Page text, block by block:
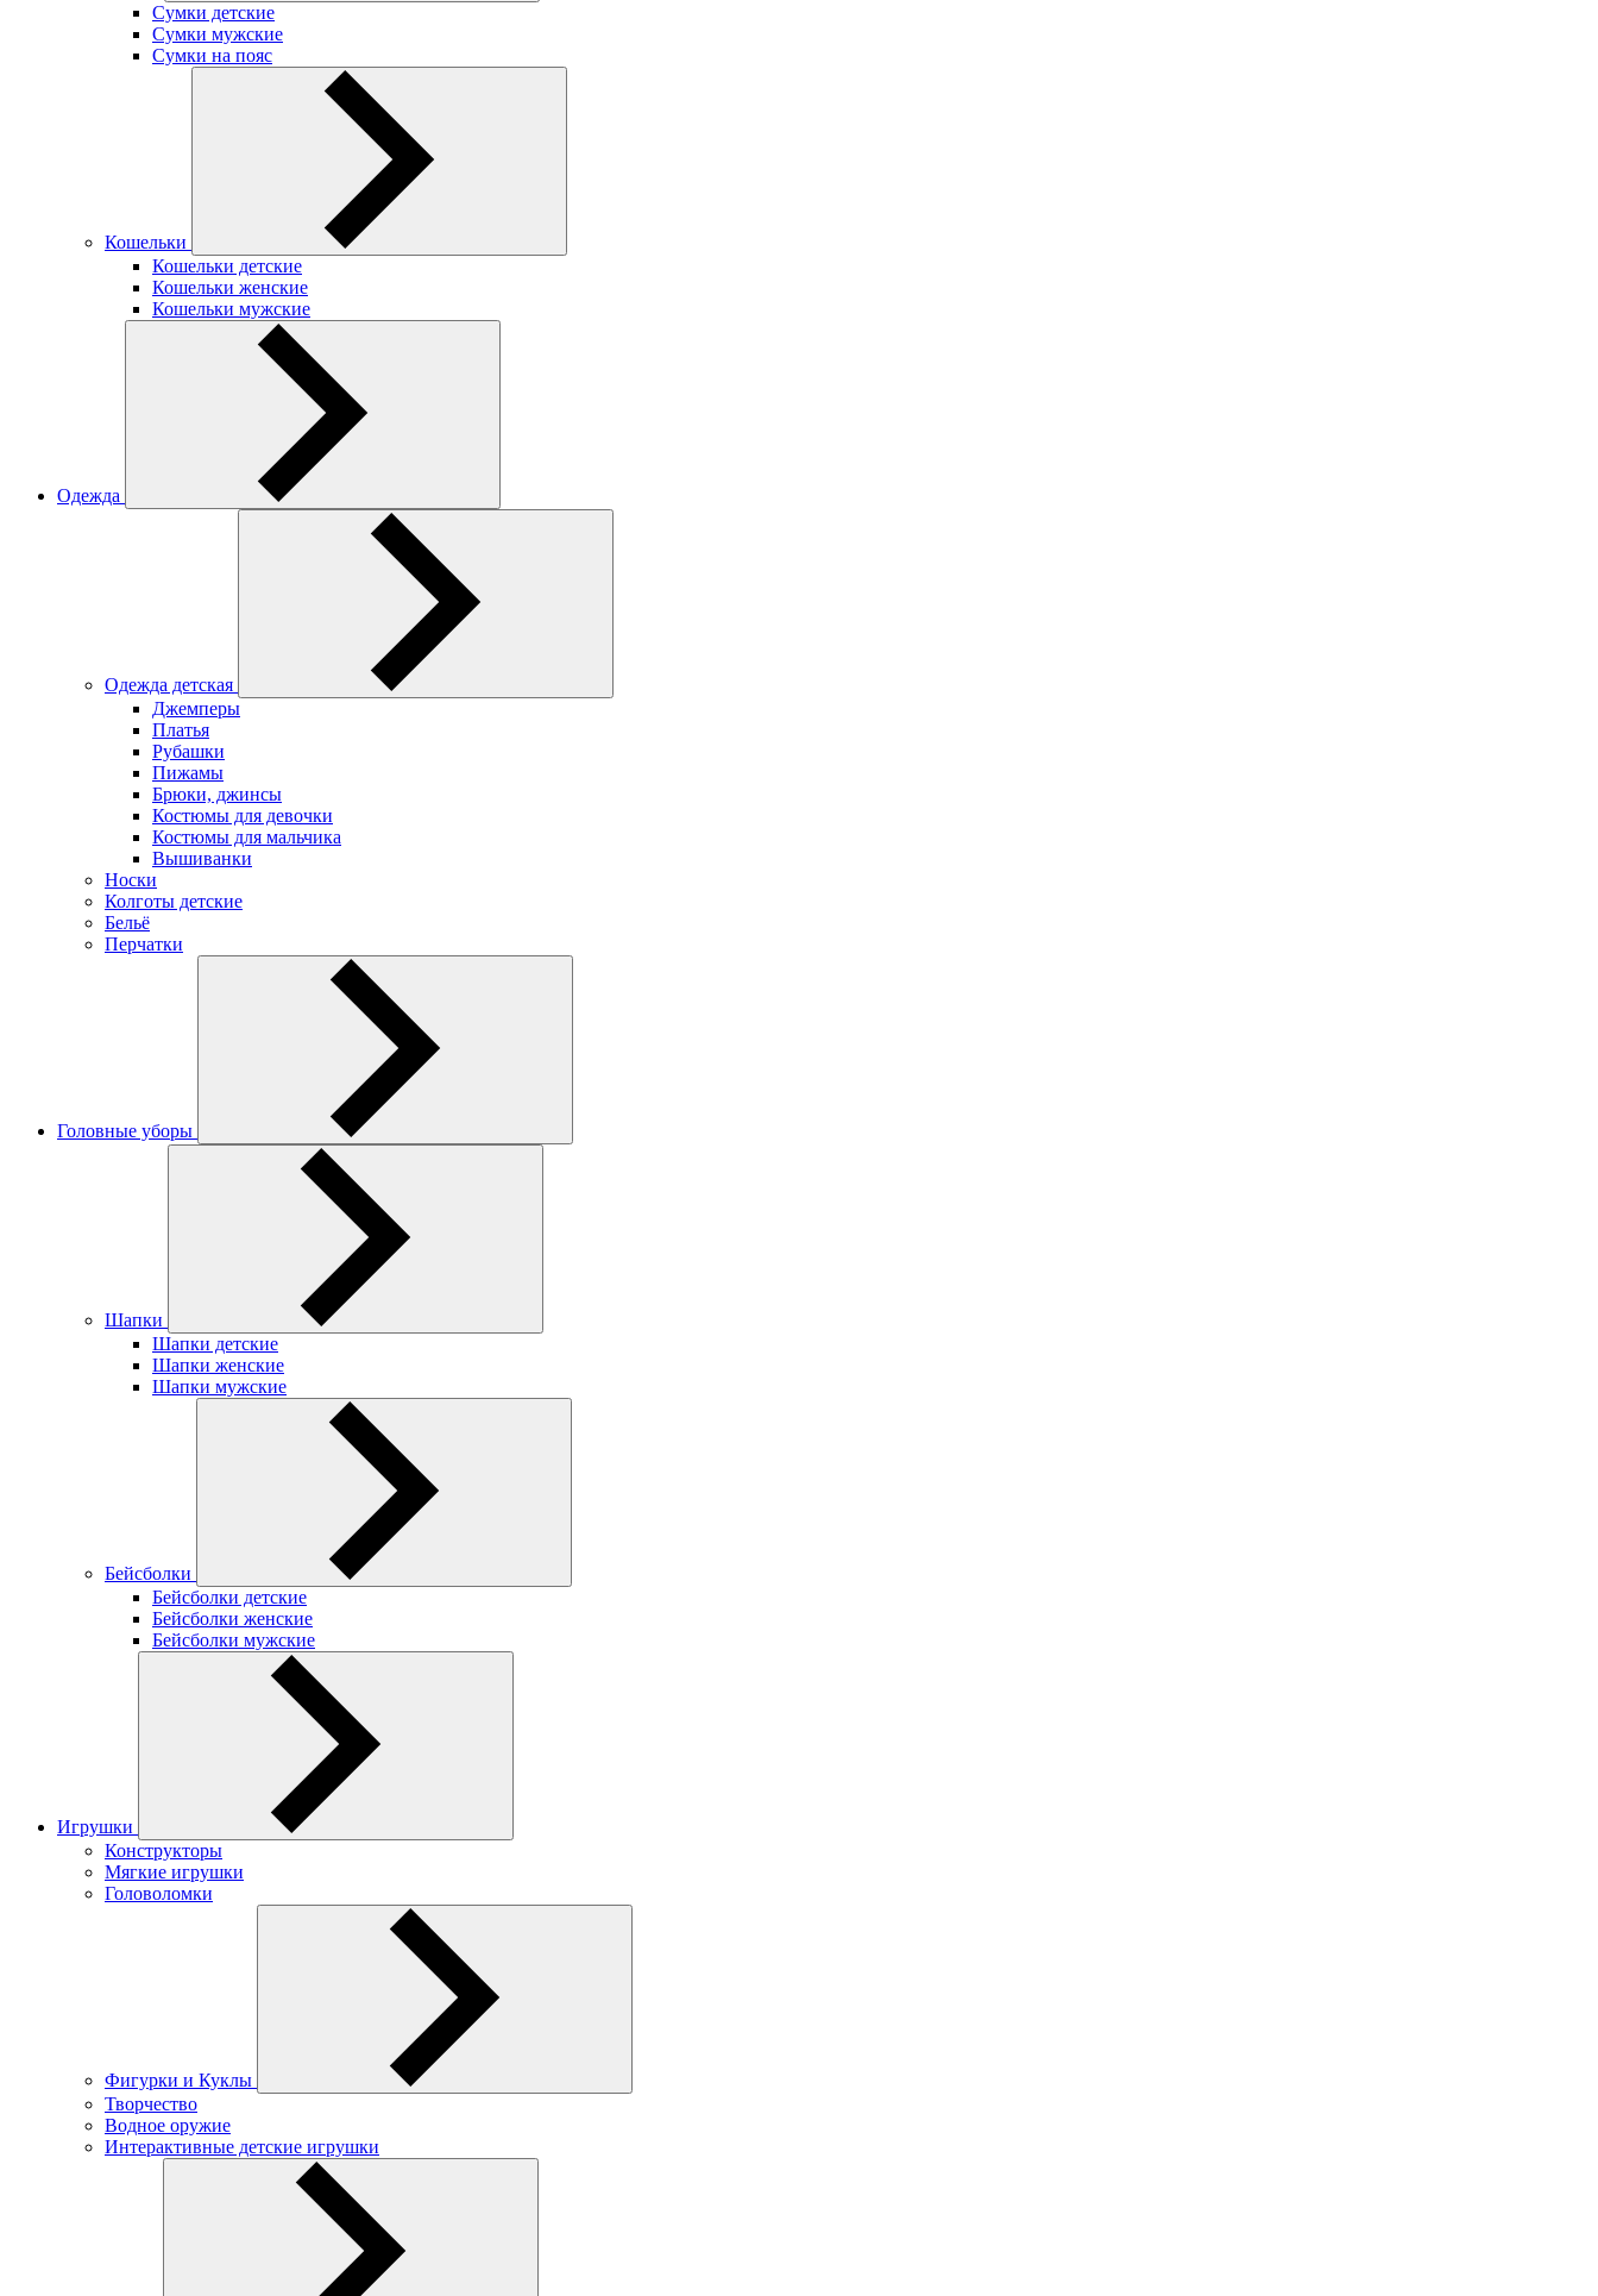
Сумки детские
Сумки мужские
Сумки на пояс
Кошельки
Кошельки детские
Кошельки женские
Кошельки мужские
Одежда
Одежда детская
Джемперы
Платья
Рубашки
Пижамы
Брюки, джинсы
Костюмы для девочки
Костюмы для мальчика
Вышиванки
Носки
Колготы детские
Бельё
Перчатки
Головные уборы
Шапки
Шапки детские
Шапки женские
Шапки мужские
Бейсболки
Бейсболки детские
Бейсболки женские
Бейсболки мужские
Игрушки
Конструкторы
Мягкие игрушки
Головоломки
Фигурки и Куклы
Творчество
Водное оружие
Интерактивные детские игрушки